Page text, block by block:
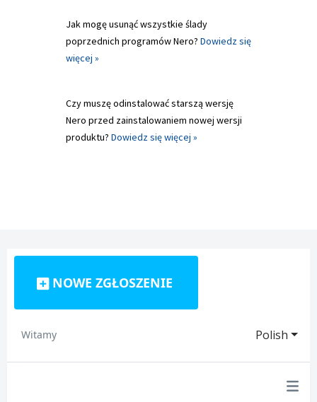
Jak mogę usunąć wszystkie ślady
poprzednich programów Nero? Dowiedz się
więcej »
Czy muszę odinstalować starszą wersję
Nero przed zainstalowaniem nowej wersji
produktu? Dowiedz się więcej »
NOWE ZGŁOSZENIE
Polish
Witamy